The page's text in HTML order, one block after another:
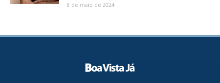
8 de maio de 2024